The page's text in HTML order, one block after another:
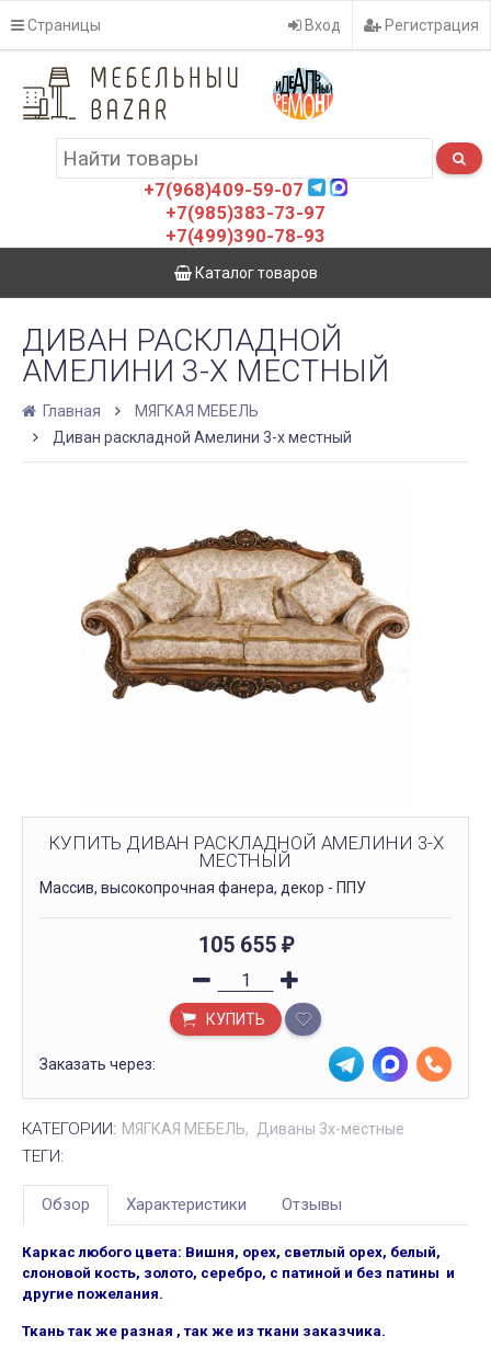
Страницы Вход Регистрация
+7(968)409-59-07
+7(985)383-73-97
+7(499)390-78-93
Каталог товаров
ДИВАН РАСКЛАДНОЙ
АМЕЛИНИ 3-Х МЕСТНЫЙ
Главная
МЯГКАЯ МЕБЕЛЬ
Диван раскладной Амелини 3-х местный
КУПИТЬ ДИВАН РАСКЛАДНОЙ АМЕЛИНИ 3-Х
МЕСТНЫЙ
Массив, высокопрочная фанера, декор - ППУ
105 655 ₽
КУПИТЬ
Заказать через:
КАТЕГОРИИ: МЯГКАЯ МЕБЕЛЬ Диваны 3х-местные
ТЕГИ:
Обзор Характеристики Отзывы
Каркас любого цвета: Вишня, орех, светлый орех, белый,
слоновой кость, золото, серебро, с патиной и без патины и
другие пожелания.
Ткань так же разная , так же из ткани заказчика.